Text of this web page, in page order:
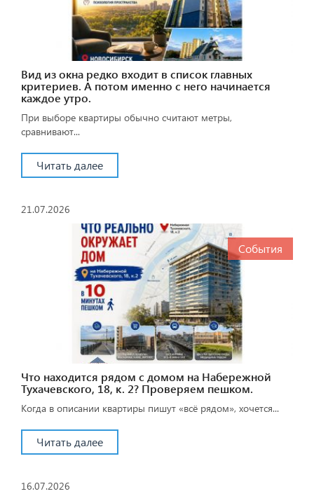
Вид из окна редко входит в список главных
критериев. А потом именно с него начинается
каждое утро.
При выборе квартиры обычно считают метры,
сравнивают...
Читать далее
21.07.2026
События
Что находится рядом с домом на Набережной
Тухачевского, 18, к. 2? Проверяем пешком.
Когда в описании квартиры пишут «всё рядом», хочется...
Читать далее
16.07.2026